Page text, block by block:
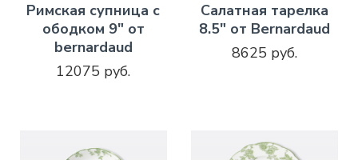
Римская супница с
ободком 9" от
bernardaud
12075 руб.
Салатная тарелка
8.5" от Bernardaud
8625 руб.